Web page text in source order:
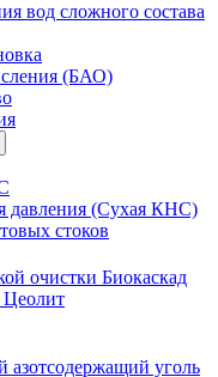
вод сложного состава
(БАО)
давления (Сухая КНС)
стоков
очистки Биокаскад
уголь